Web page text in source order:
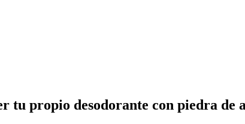
tu propio desodorante con piedra